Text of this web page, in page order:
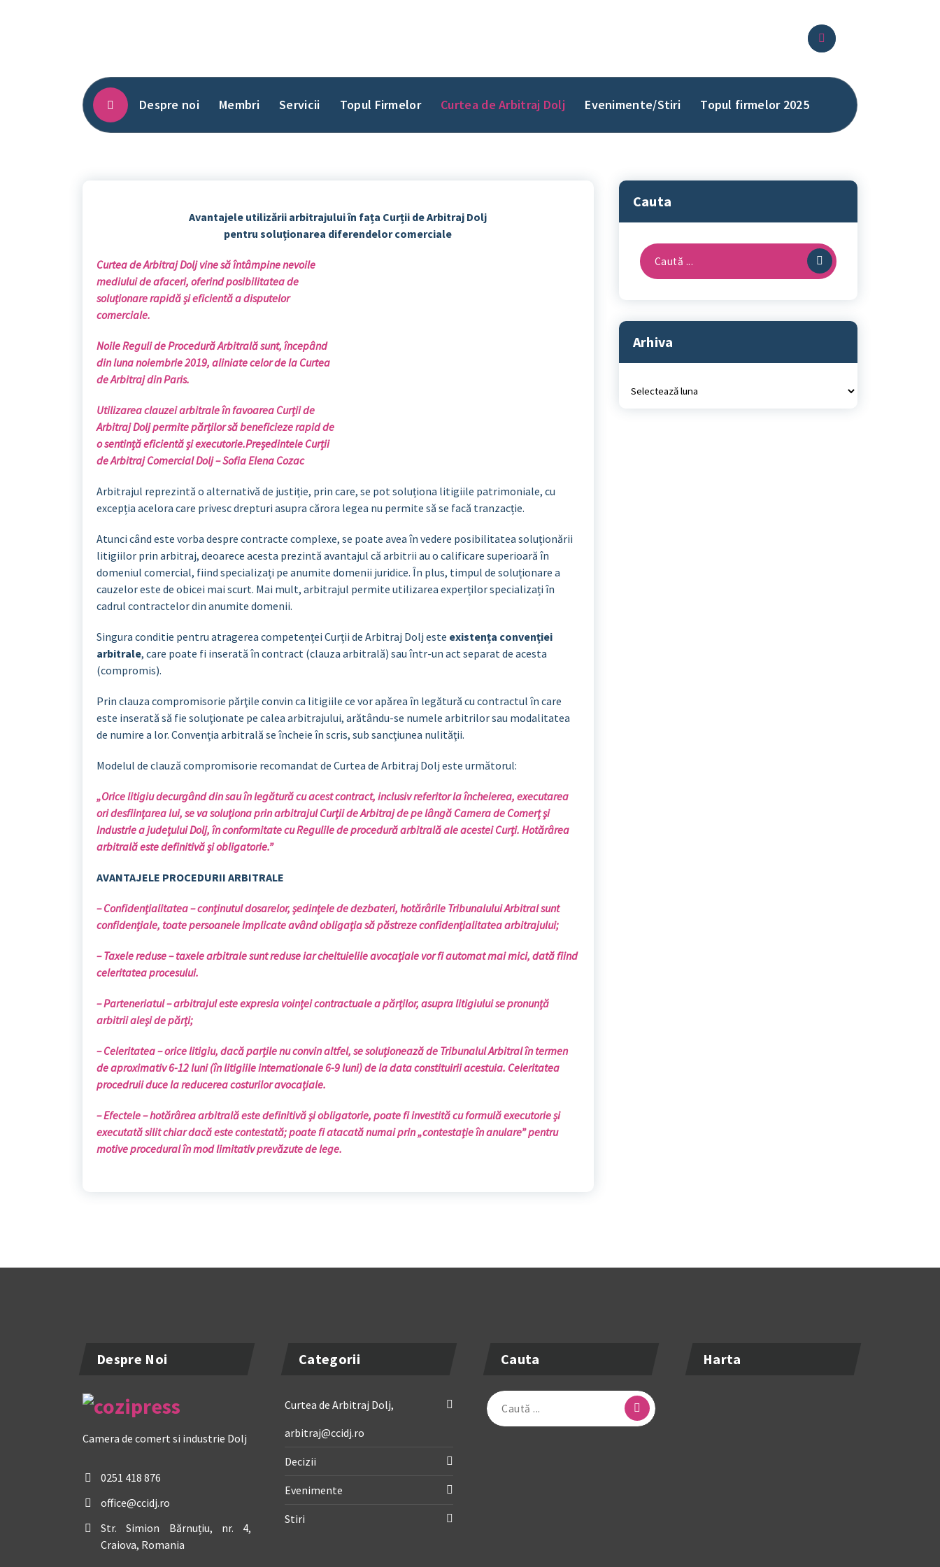
Despre noi Membri Servicii Topul Firmelor Curtea de Arbitraj Dolj Evenimente/Stiri Topul firmelor 2025
Avantajele utilizării arbitrajului în fața Curții de Arbitraj Dolj
pentru soluționarea diferendelor comerciale
Curtea de Arbitraj Dolj vine să întâmpine nevoile
mediului de afaceri, oferind posibilitatea de
soluționare rapidă și eficientă a disputelor
comerciale.
Noile Reguli de Procedură Arbitrală sunt, începând
din luna noiembrie 2019, aliniate celor de la Curtea
de Arbitraj din Paris.
Utilizarea clauzei arbitrale în favoarea Curții de
Arbitraj Dolj permite părților să beneficieze rapid de
o sentință eficientă și executorie.Președintele Curții
de Arbitraj Comercial Dolj – Sofia Elena Cozac
Arbitrajul reprezintă o alternativă de justiție, prin care, se pot soluționa litigiile patrimoniale, cu
excepția acelora care privesc drepturi asupra cărora legea nu permite să se facă tranzacție.
Atunci când este vorba despre contracte complexe, se poate avea în vedere posibilitatea soluționării
litigiilor prin arbitraj, deoarece acesta prezintă avantajul că arbitrii au o calificare superioară în
domeniul comercial, fiind specializați pe anumite domenii juridice. În plus, timpul de soluționare a
cauzelor este de obicei mai scurt. Mai mult, arbitrajul permite utilizarea experților specializați în
cadrul contractelor din anumite domenii.
Singura conditie pentru atragerea competenței Curții de Arbitraj Dolj este existența convenției
arbitrale, care poate fi inserată în contract (clauza arbitrală) sau într-un act separat de acesta
(compromis).
Prin clauza compromisorie părţile convin ca litigiile ce vor apărea în legătură cu contractul în care
este inserată să fie soluţionate pe calea arbitrajului, arătându-se numele arbitrilor sau modalitatea
de numire a lor. Convenţia arbitrală se încheie în scris, sub sancţiunea nulităţii.
Modelul de clauză compromisorie recomandat de Curtea de Arbitraj Dolj este următorul:
„Orice litigiu decurgând din sau în legătură cu acest contract, inclusiv referitor la încheierea, executarea
ori desfiinţarea lui, se va soluţiona prin arbitrajul Curţii de Arbitraj de pe lângă Camera de Comerţ şi
Industrie a judeţului Dolj, în conformitate cu Regulile de procedură arbitrală ale acestei Curţi. Hotărârea
arbitrală este definitivă şi obligatorie.”
AVANTAJELE PROCEDURII ARBITRALE
–Confidențialitatea– conținutul dosarelor, ședințele de dezbateri, hotărârile Tribunalului Arbitral sunt
confidențiale, toate persoanele implicate având obligația să păstreze confidențialitatea arbitrajului;
–Taxele reduse– taxele arbitrale sunt reduse iar cheltuielile avocațiale vor fi automat mai mici, dată fiind
celeritatea procesului.
–Parteneriatul– arbitrajul este expresia voinței contractuale a părților, asupra litigiului se pronunță
arbitrii aleși de părți;
–Celeritatea– orice litigiu, dacă parțile nu convin altfel, se soluționează de Tribunalul Arbitral în termen
de aproximativ 6-12 luni (în litigiile internationale 6-9 luni) de la data constituirii acestuia. Celeritatea
procedruii duce la reducerea costurilor avocațiale.
–Efectele– hotărârea arbitrală este definitivă și obligatorie, poate fi investită cu formulă executorie și
executată silit chiar dacă este contestată;poate fi atacată numai prin „contestație în anulare” pentru
motive procedural în mod limitativ prevăzute de lege.
Cauta
Caută
după:
Arhiva
Despre Noi
Camera de comert si industrie Dolj
0251 418 876
office@ccidj.ro
Str. Simion Bărnuțiu, nr. 4,
Craiova, Romania
Categorii
Curtea de Arbitraj Dolj,
arbitraj@ccidj.ro
Decizii
Evenimente
Stiri
Cauta
Caută
după:
Harta